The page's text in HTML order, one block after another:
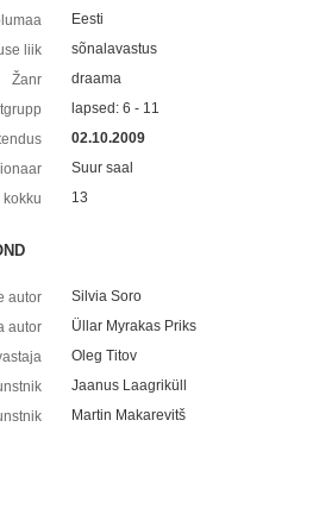
Eesti
liik
sõnalavastus
Žanr
draama
lapsed: 6 - 11
02.10.2009
Suur saal
kokku
13
autor
Silvia Soro
autor
Üllar Myrakas Priks
Oleg Titov
Jaanus Laagriküll
Martin Makarevitš